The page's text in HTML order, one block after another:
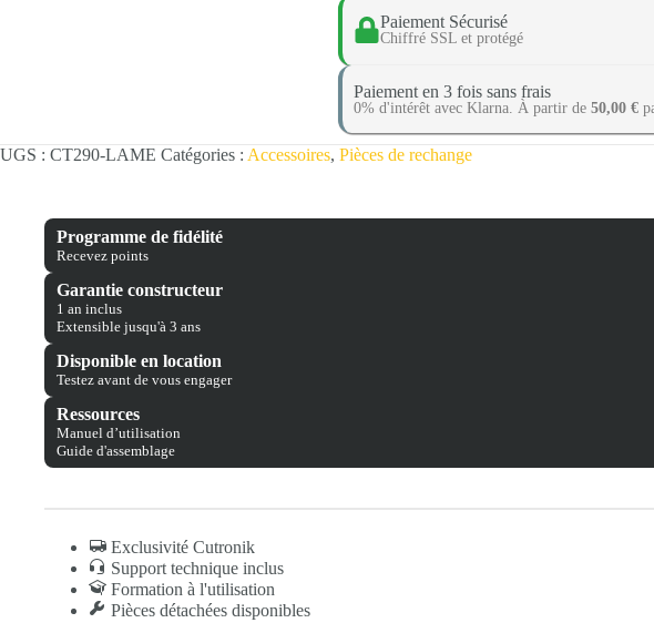
Paiement Sécurisé​
Chiffré SSL et protégé​
Paiement en 3 fois sans frais​
0% d'intérêt avec Klarna. À partir de 50,00 €
UGS : CT290-LAME Catégories : Accessoires, Pièces de rechange
Programme de fidélité
Recevez points
Garantie constructeur
1 an inclus
Extensible jusqu'à 3 ans
Disponible en location
Testez avant de vous engager
Ressources
Manuel d’utilisation
Guide d'assemblage
Exclusivité Cutronik
Support technique inclus
Formation à l'utilisation
Pièces détachées disponibles